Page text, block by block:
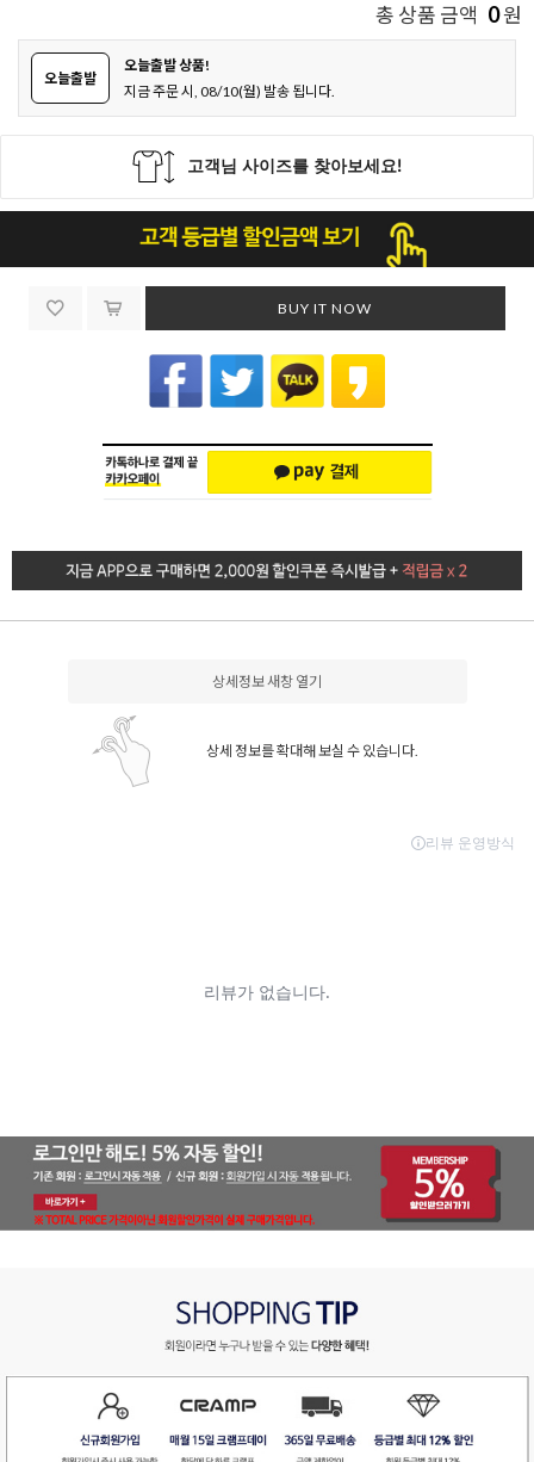
총 상품 금액 0원
오늘출발
오늘출발 상품!
지금 주문 시, 08/10(월) 발송 됩니다.
BUY IT NOW
상세정보 새창 열기
상세 정보를 확대해 보실 수 있습니다.